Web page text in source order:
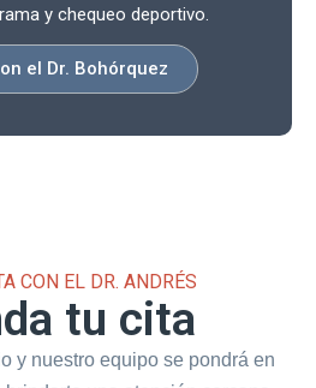
y chequeo deportivo.
el Dr. Bohórquez
CON EL DR. ANDRÉS
tu cita
y nuestro equipo se pondrá en